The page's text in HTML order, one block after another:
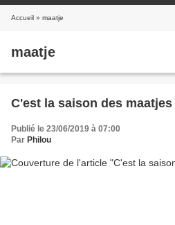
Accueil » maatje
maatje
C'est la saison des maatjes
Publié le 23/06/2019 à 07:00
Par Philou